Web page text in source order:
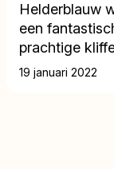
Helderblauw
een
prachtige
19 januari 2022